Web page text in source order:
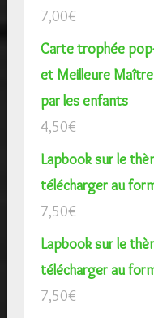
7,00€
Carte trophée
et Meilleure
par les enfants
4,50€
Lapbook sur le
télécharger au
7,50€
Lapbook sur le
télécharger au
7,50€